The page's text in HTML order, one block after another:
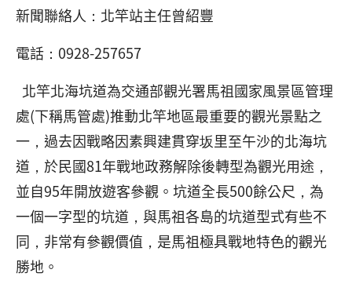
新聞聯絡人：北竿站主任曾紹豐
電話：0928-257657
北竿北海坑道為交通部觀光署馬祖國家風景區管理
處(下稱馬管處)推動北竿地區最重要的觀光景點之
一，過去因戰略因素興建貫穿坂里至午沙的北海坑
道，於民國81年戰地政務解除後轉型為觀光用途，
並自95年開放遊客參觀。坑道全長500餘公尺，為
一個一字型的坑道，與馬祖各島的坑道型式有些不
同，非常有參觀價值，是馬祖極具戰地特色的觀光
勝地。